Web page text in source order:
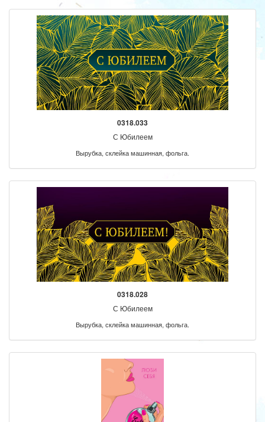
0318.033
С Юбилеем
Вырубка, склейка машинная, фольга.
0318.028
С Юбилеем
Вырубка, склейка машинная, фольга.